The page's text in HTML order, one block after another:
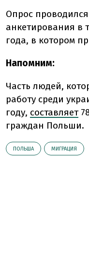
Опрос
анкетирования в
года, в котором
Напомним:
Часть людей,
работу среди
году, составляет
граждан Польши.
ПОЛЬША МИГРАЦИЯ